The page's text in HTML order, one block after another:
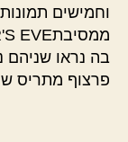
וחמישים
בה נראו
פרצוף מתריס